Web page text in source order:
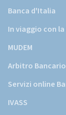
Banca d'Italia
In viaggio con
MUDEM
Arbitro
Servizi online
IVASS